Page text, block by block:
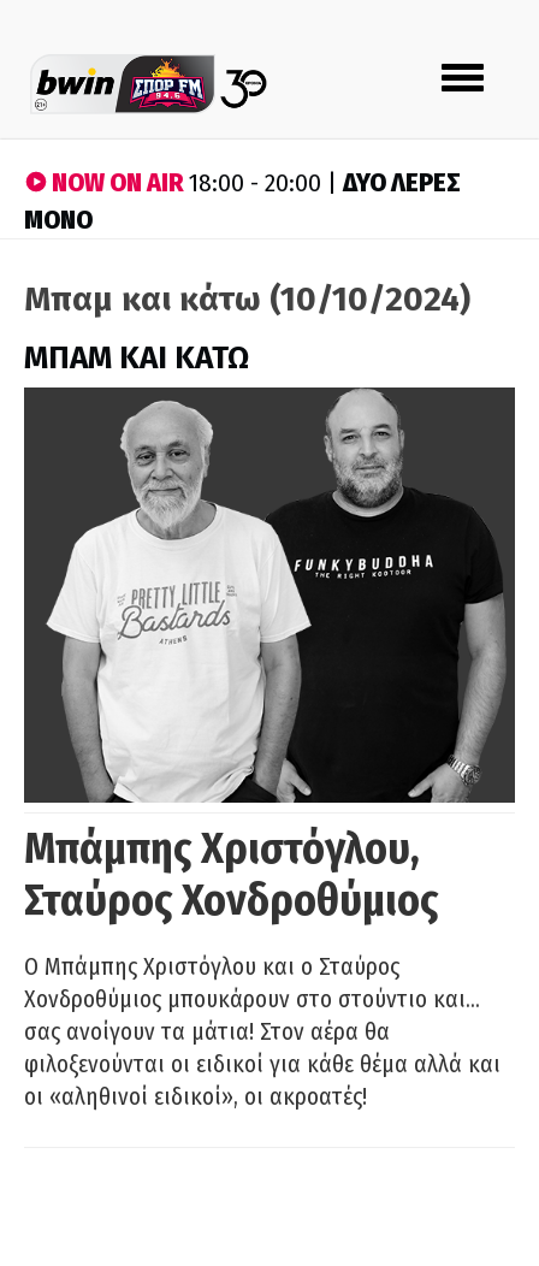
Toggle
navigation
NOW ON AIR18:00 - 20:00 |ΔΥΟ ΛΕΡΕΣ
ΜΟΝΟ
Μπαμ και κάτω (10/10/2024)
ΜΠΑΜ ΚΑΙ ΚΑΤΩ
Μπάμπης Χριστόγλου,
Σταύρος Χονδροθύμιος
O Μπάμπης Χριστόγλου και ο Σταύρος
Χονδροθύμιος μπουκάρουν στο στούντιο και…
σας ανοίγουν τα μάτια! Στον αέρα θα
φιλοξενούνται οι ειδικοί για κάθε θέμα αλλά και
οι «αληθινοί ειδικοί», οι ακροατές!